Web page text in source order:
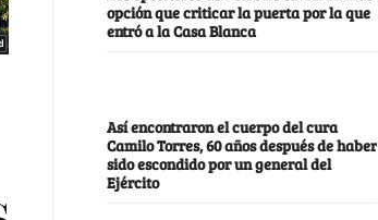
opción que criticar la puerta por la que
entró a la Casa Blanca
Así encontraron el cuerpo del cura
Camilo Torres, 60 años después de haber
sido escondido por un general del
Ejército